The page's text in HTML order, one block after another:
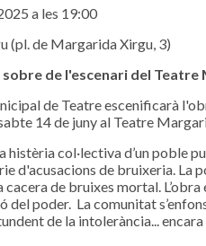
a les 19:00
(pl. de Margarida Xirgu, 3)
de l'escenari del
de Teatre escenificarà
14 de juny al Teatre
histèria col·lectiva d’un poble
d'acusacions de bruixeria. La
de bruixes mortal. L’obra
del poder. La comunitat
de la intolerància...